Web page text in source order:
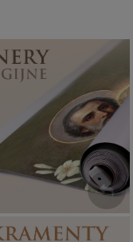
Banery religijne
ZOBACZ